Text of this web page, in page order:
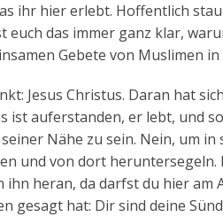
ihr hier erlebt. Hoffentlich
euch das immer ganz klar,
Gebete von Muslimen
Jesus Christus. Daran hat
ist auferstanden, er lebt, und
Nähe zu sein. Nein, um in
und von dort heruntersegeln.
ihn heran, da darfst du hier am
gesagt hat: Dir sind deine